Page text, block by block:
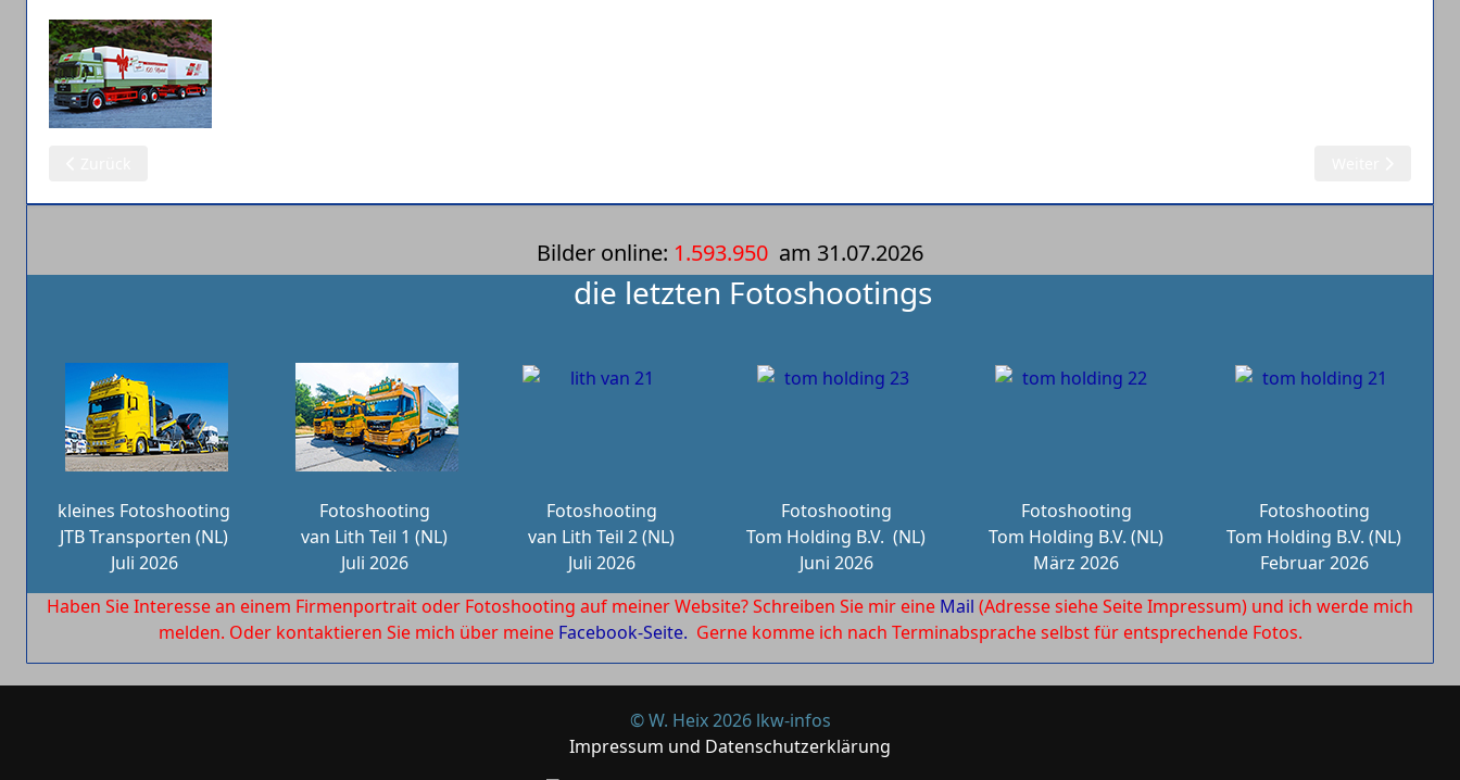
Bilder online: 1.593.950 am 31.07.2026
die letzten Fotoshootings
kleines Fotoshooting
JTB Transporten (NL)
Juli 2026
Fotoshooting
van Lith Teil 1 (NL)
Juli 2026
Fotoshooting
van Lith Teil 2 (NL)
Juli 2026
Fotoshooting
Tom Holding B.V. (NL)
Juni 2026
Fotoshooting
Tom Holding B.V. (NL)
März 2026
Fotoshooting
Tom Holding B.V. (NL)
Februar 2026
Haben Sie Interesse an einem Firmenportrait oder Fotoshooting auf meiner Website? Schreiben Sie mir eine Mail (Adresse siehe Seite Impressum) und ich werde mich
melden. Oder kontaktieren Sie mich über meine Facebook-Seite. Gerne komme ich nach Terminabsprache selbst für entsprechende Fotos.
© W. Heix 2026 lkw-infos
Impressum und Datenschutzerklärung